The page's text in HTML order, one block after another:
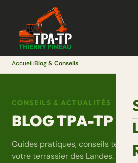
Accueil›Blog & Conseils
CONSEILS & ACTUALITÉS
BLOG TPA-TP
Guides pratiques, conseils
votre terrassier des Landes.